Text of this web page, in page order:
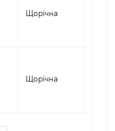
Щорічна
Щорічна